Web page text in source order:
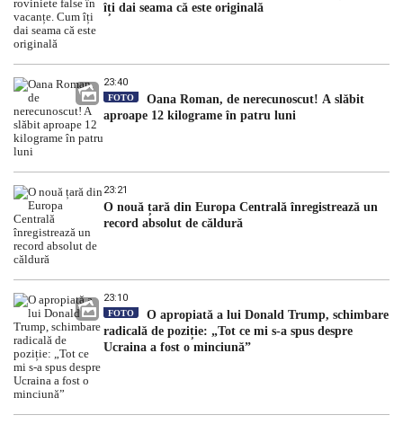
îți dai seama că este originală
23:40
FOTO
Oana Roman, de nerecunoscut! A slăbit
aproape 12 kilograme în patru luni
23:21
O nouă țară din Europa Centrală înregistrează un
record absolut de căldură
23:10
FOTO
O apropiată a lui Donald Trump, schimbare
radicală de poziție: „Tot ce mi s-a spus despre
Ucraina a fost o minciună”